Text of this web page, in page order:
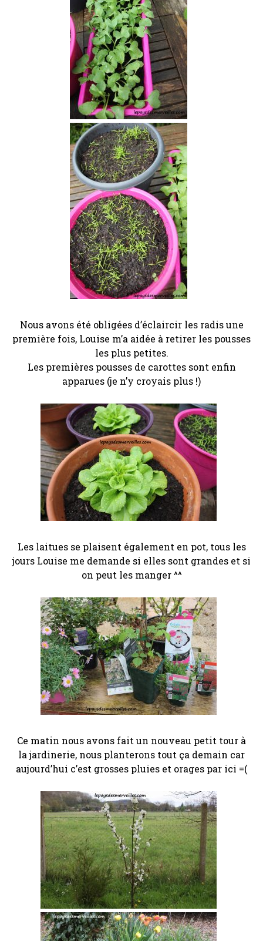
Nous avons été obligées d’éclaircir les radis une
première fois, Louise m’a aidée à retirer les pousses
les plus petites.
Les premières pousses de carottes sont enfin
apparues (je n’y croyais plus !)
Les laitues se plaisent également en pot, tous les
jours Louise me demande si elles sont grandes et si
on peut les manger ^^
Ce matin nous avons fait un nouveau petit tour à
la jardinerie, nous planterons tout ça demain car
aujourd’hui c’est grosses pluies et orages par ici =(